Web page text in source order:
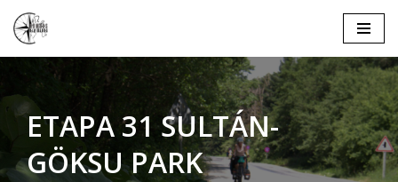
Saltar
contenido
ETAPA 31 SULTÁN-
GÖKSU PARK